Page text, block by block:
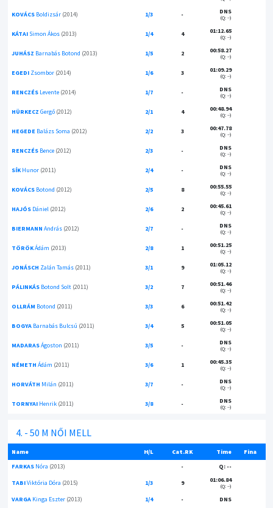
KOVÁCSBoldizsár (2014) 1/3 - DNS
(Q: --)
KÁTAISimon Ákos(2013) 1/4 4 01:12.65
(Q: --)
JUHÁSZ Barnabás Botond (2013) 1/5 2 00:58.27
(Q: --)
EGEDIZsombor (2014) 1/6 3 01:09.29
(Q: --)
RENCZÉSLevente (2014) 1/7 - DNS
(Q: --)
HÜRKECZ Gergő (2012) 2/1 4 00:48.94
(Q: --)
HEGEDEBalázs Soma (2012) 2/2 3 00:47.78
(Q: --)
RENCZÉSBence (2012) 2/3 - DNS
(Q: --)
SÍKHunor (2011) 2/4 - DNS
(Q: --)
KOVÁCSBotond (2012) 2/5 8 00:55.55
(Q: --)
HAJÓSDániel (2012) 2/6 2 00:45.61
(Q: --)
BIERMANN András (2012) 2/7 - DNS
(Q: --)
TÖRÖKÁdám (2013) 2/8 1 00:51.25
(Q: --)
JONÁSCH Zalán Tamás(2011) 3/1 9 01:05.12
(Q: --)
PÁLINKÁSBotond Solt(2011) 3/2 7 00:51.46
(Q: --)
OLLRÁM Botond (2011) 3/3 6 00:51.42
(Q: --)
BOGYABarnabás Bulcsú (2011) 3/4 5 00:51.05
(Q: --)
MADARASÁgoston (2011) 3/5 - DNS
(Q: --)
NÉMETH Ádám (2011) 3/6 1 00:45.35
(Q: --)
HORVÁTH Milán (2011) 3/7 - DNS
(Q: --)
TORNYAIHenrik (2011) 3/8 - DNS
(Q: --)
4. - 50 M NŐI MELL
Name H/L Cat.RK Time
Fina
FARKASNóra (2013) - Q: --
TABIViktória Dóra (2015) 1/3 9 01:06.84
(Q: --)
VARGAKinga Eszter(2013) 1/4 - DNS